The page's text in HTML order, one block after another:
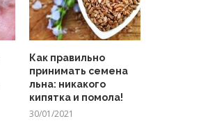
Как правильно
принимать семена
льна: никакого
кипятка и помола!
30/01/2021